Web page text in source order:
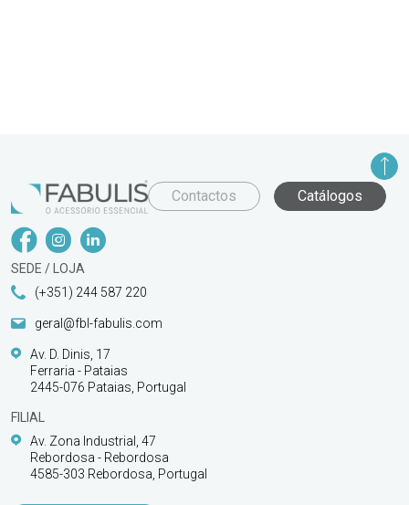
Contactos Catálogos
SEDE / LOJA
(+351) 244 587 220
geral@fbl-fabulis.com
Av. D. Dinis, 17
Ferraria - Pataias
2445-076 Pataias, Portugal
FILIAL
Av. Zona Industrial, 47
Rebordosa - Rebordosa
4585-303 Rebordosa, Portugal